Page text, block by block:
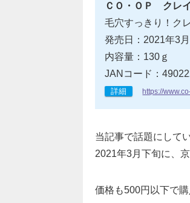
ＣＯ・ＯＰ クレ
毛穴すっきり！ク
発売日：2021年3
内容量：130ｇ
JANコード：
詳細 https://
当記事で話題にして
2021年3月下旬に、
価格も500円以下で